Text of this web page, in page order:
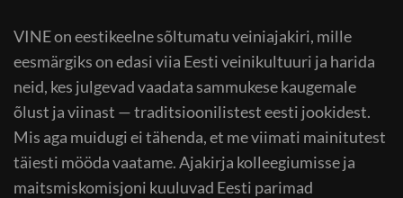
VINE on eestikeelne sõltumatu veiniajakiri, mille
eesmärgiks on edasi viia Eesti veinikultuuri ja harida
neid, kes julgevad vaadata sammukese kaugemale
õlust ja viinast — traditsioonilistest eesti jookidest.
Mis aga muidugi ei tähenda, et me viimati mainitutest
täiesti mööda vaatame. Ajakirja kolleegiumisse ja
maitsmiskomisjoni kuuluvad Eesti parimad